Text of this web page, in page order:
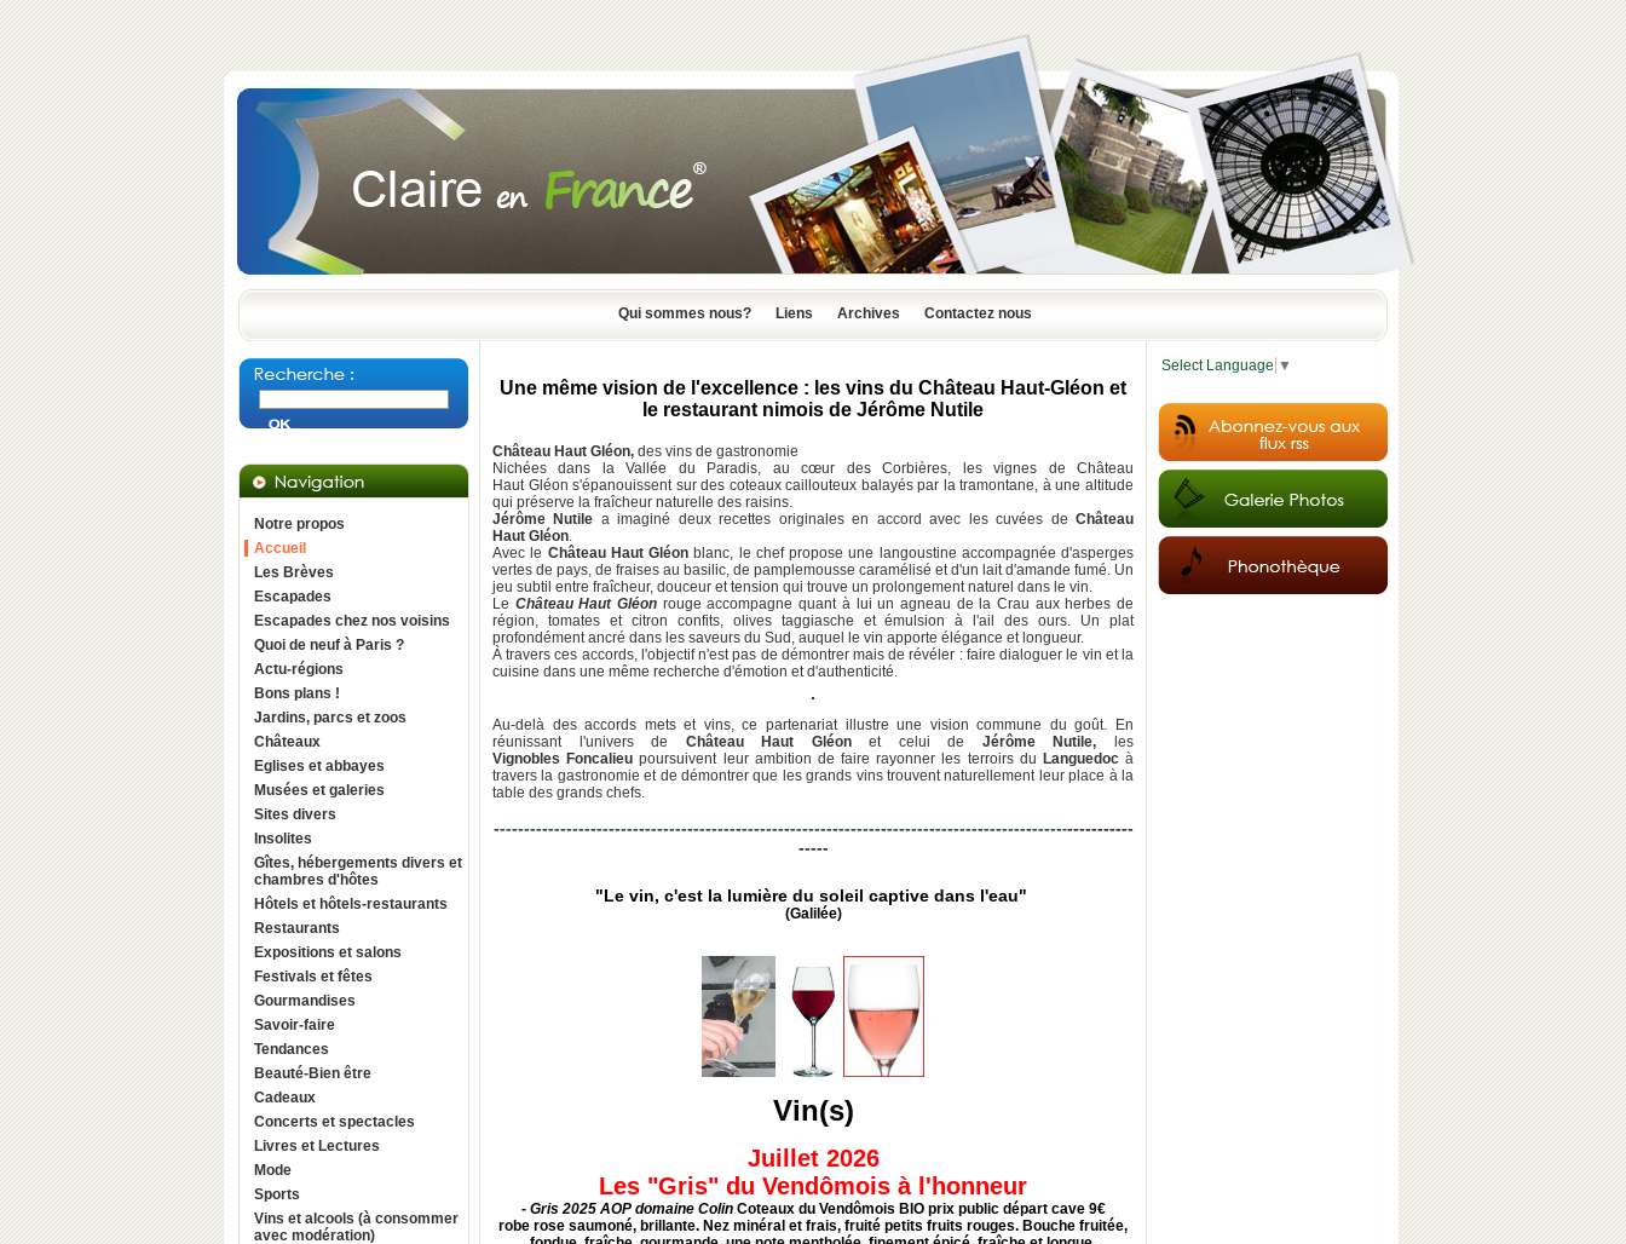
Qui sommes nous? Liens Archives Contactez nous
Notre propos
Accueil
Les Brèves
Escapades
Escapades chez nos voisins
Quoi de neuf à Paris ?
Actu-régions
Bons plans !
Jardins, parcs et zoos
Châteaux
Eglises et abbayes
Musées et galeries
Sites divers
Insolites
Gîtes, hébergements divers et
chambres d'hôtes
Hôtels et hôtels-restaurants
Restaurants
Expositions et salons
Festivals et fêtes
Gourmandises
Savoir-faire
Tendances
Beauté-Bien être
Cadeaux
Concerts et spectacles
Livres et Lectures
Mode
Sports
Vins et alcools (à consommer
avec modération)
Une même vision de l'excellence : les vins du Château Haut-Gléon et
le restaurant nimois de Jérôme Nutile
Château Haut Gléon, des vins de gastronomie
Nichées dans la Vallée du Paradis, au cœur des Corbières, les vignes de Château
Haut Gléon s'épanouissent sur des coteaux caillouteux balayés par la tramontane, à une altitude
qui préserve la fraîcheur naturelle des raisins.
Jérôme Nutile a imaginé deux recettes originales en accord avec les cuvées deChâteau
Haut Gléon.
Avec le Château Haut Gléon blanc, le chef propose une langoustine accompagnée d'asperges
vertes de pays, de fraises au basilic, de pamplemousse caramélisé et d'un lait d'amande fumé. Un
jeu subtil entre fraîcheur, douceur et tension qui trouve un prolongement naturel dans le vin.
Le Château Haut Gléon rouge accompagne quant à lui un agneau de la Crau aux herbes de
région, tomates et citron confits, olives taggiasche et émulsion à l'ail des ours. Un plat
profondément ancré dans les saveurs du Sud, auquel le vin apporte élégance et longueur.
À travers ces accords, l'objectif n'est pas de démontrer mais de révéler : faire dialoguer le vin et la
cuisine dans une même recherche d'émotion et d'authenticité.
Au-delà des accords mets et vins, ce partenariat illustre une vision commune du goût. En
réunissant l'univers de Château Haut Gléonet celui de Jérôme Nutile, les
Vignobles Foncalieu poursuivent leur ambition de faire rayonner les terroirs du Languedocà
travers la gastronomie et de démontrer que les grands vins trouvent naturellement leur place à la
table des grands chefs.
----------------------------------------------------------------------------------------------------------
-----
"Le vin, c'est la lumière du soleil captive dans l'eau"
(Galilée)
Vin(s)
Juillet 2026
Les "Gris" du Vendômois à l'honneur
- Gris 2025 AOP domaine ColinCoteaux du Vendômois BIO prix public départ cave 9€
robe rose saumoné, brillante. Nez minéral et frais, fruité petits fruits rouges. Bouche fruitée,
Select Language ▼